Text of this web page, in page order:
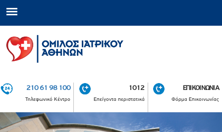
210 61 98 100
Τηλεφωνικό Κέντρο
1012
Επείγοντα περιστατικά
ΕΠΙΚΟΙΝΩΝΙΑ
Φόρμα Επικοινωνίας